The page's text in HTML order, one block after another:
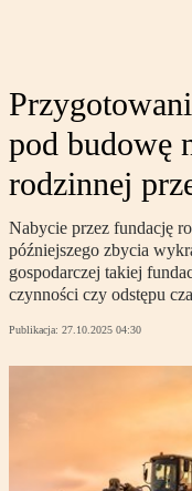
pod budowę
rodzinnej
Nabycie przez fundację
późniejszego zbycia
gospodarczej takiej
czynności czy odstępu
Publikacja: 27.10.2025 04:30